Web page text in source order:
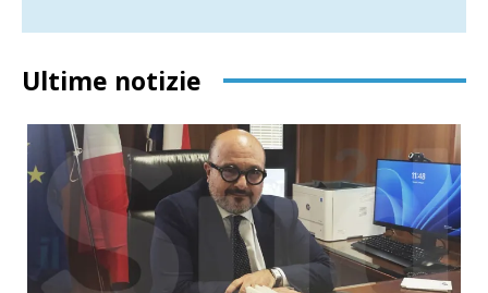
Ultime notizie